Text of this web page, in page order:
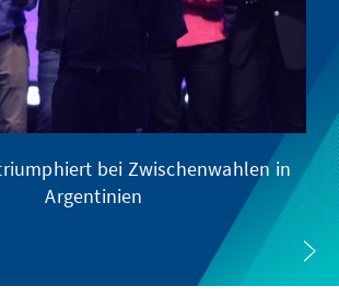
bei Zwischenwahlen in
Argentinien